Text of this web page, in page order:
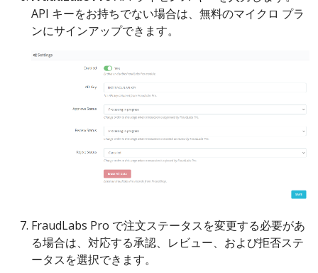
API キーをお持ちでない場合は、無料のマイクロ プラ
ンにサインアップできます。
FraudLabs Pro で注文ステータスを変更する必要があ
る場合は、対応する承認、レビュー、および拒否ステ
ータスを選択できます。